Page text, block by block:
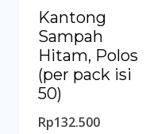
Kantong
Sampah
Hitam, Polos
(per pack isi
50)
Rp132.500